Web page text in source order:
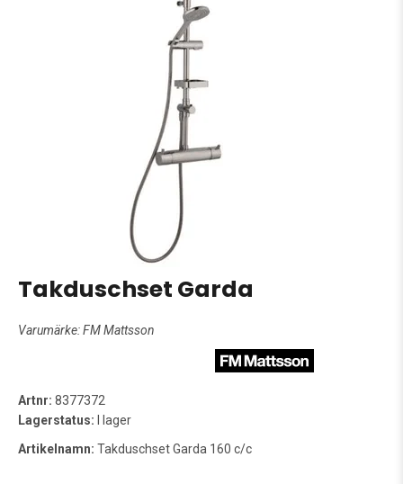
Takduschset Garda
Varumärke:FM Mattsson
Artnr: 8377372
Lagerstatus: I lager
Artikelnamn: Takduschset Garda 160 c/c